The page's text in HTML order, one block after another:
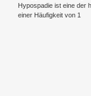
Hypospadie ist eine der
einer Häufigkeit von 1